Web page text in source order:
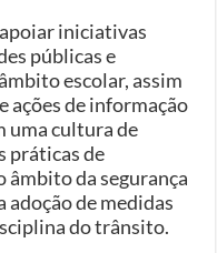
iniciativas
públicas e
escolar, assim
ações de informação
uma cultura de
práticas de
âmbito da segurança
de medidas
do trânsito.